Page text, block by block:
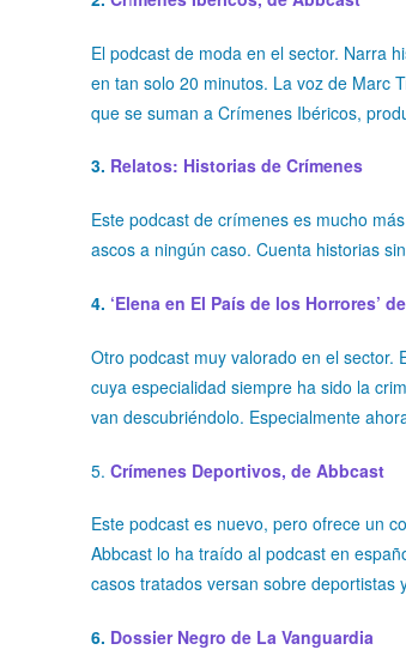
El podcast de moda en el sector. Narra
en tan solo 20 minutos. La voz de Marc
que se suman a Crímenes Ibéricos,
3. Relatos: Historias de Crímenes
Este podcast de crímenes es mucho
ascos a ningún caso. Cuenta historias
4. ‘Elena en El País de los Horrores’
Otro podcast muy valorado en el sector.
cuya especialidad siempre ha sido la
van descubriéndolo. Especialmente
5. Crímenes Deportivos, de Abbcast
Este podcast es nuevo, pero ofrece un
Abbcast lo ha traído al podcast en
casos tratados versan sobre deportistas
6. Dossier Negro de La Vanguardia